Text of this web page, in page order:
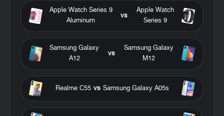
Apple Watch
Series 9
vs
Apple Watch Series 9
Aluminum
Samsung Galaxy
M12
vs
Samsung Galaxy
A12
Samsung Galaxy A05s
vs
Realme C55